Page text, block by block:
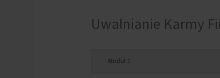
Uwalnianie Karmy
Moduł 1